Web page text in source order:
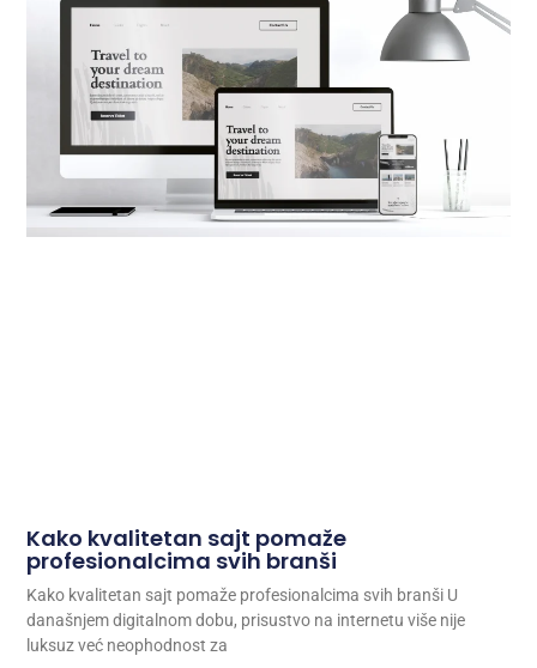
Kako kvalitetan sajt pomaže
profesionalcima svih branši
Kako kvalitetan sajt pomaže profesionalcima svih branši U
današnjem digitalnom dobu, prisustvo na internetu više nije
luksuz već neophodnost za